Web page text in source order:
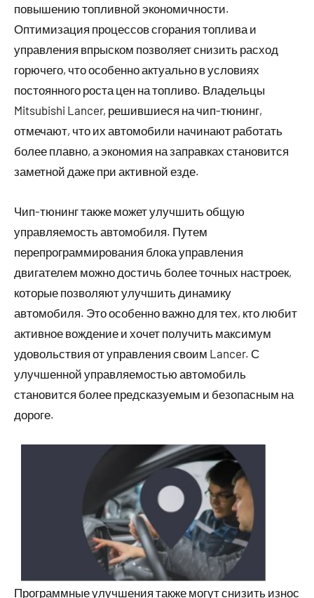
повышению топливной экономичности.
Оптимизация процессов сгорания топлива и
управления впрыском позволяет снизить расход
горючего, что особенно актуально в условиях
постоянного роста цен на топливо. Владельцы
Mitsubishi Lancer, решившиеся на чип-тюнинг,
отмечают, что их автомобили начинают работать
более плавно, а экономия на заправках становится
заметной даже при активной езде.
Чип-тюнинг также может улучшить общую
управляемость автомобиля. Путем
перепрограммирования блока управления
двигателем можно достичь более точных настроек,
которые позволяют улучшить динамику
автомобиля. Это особенно важно для тех, кто любит
активное вождение и хочет получить максимум
удовольствия от управления своим Lancer. С
улучшенной управляемостью автомобиль
становится более предсказуемым и безопасным на
дороге.
Программные улучшения также могут снизить износ